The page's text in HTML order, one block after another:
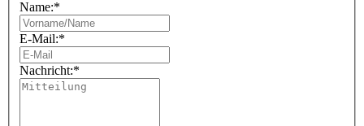
tutti
nostri
clienti.
stai
Name:*
E-Mail:*
Nachricht:*